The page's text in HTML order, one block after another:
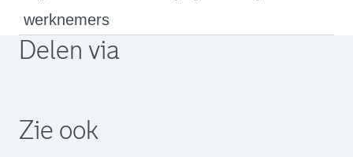
werknemers
Delen via
Zie ook